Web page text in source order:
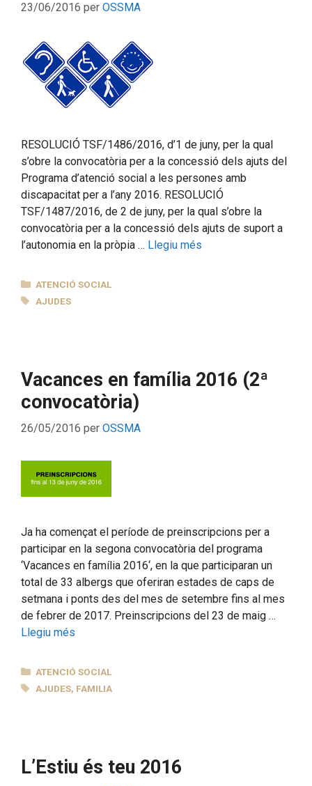
23/06/2016 per OSSMA
RESOLUCIÓ TSF/1486/2016, d’1 de juny, per la qual
s’obre la convocatòria per a la concessió dels ajuts del
Programa d’atenció social a les persones amb
discapacitat per a l’any 2016. RESOLUCIÓ
TSF/1487/2016, de 2 de juny, per la qual s’obre la
convocatòria per a la concessió dels ajuts de suport a
l’autonomia en la pròpia … Llegiu més
CATEGORIES
ATENCIÓ SOCIAL
ETIQUETES
AJUDES
Vacances en família 2016 (2ª
convocatòria)
26/05/2016 per OSSMA
Ja ha començat el període de preinscripcions per a
participar en la segona convocatòria del programa
‘Vacances en família 2016‘, en la que participaran un
total de 33 albergs que oferiran estades de caps de
setmana i ponts des del mes de setembre fins al mes
de febrer de 2017. Preinscripcions del 23 de maig …
Llegiu més
CATEGORIES
ATENCIÓ SOCIAL
ETIQUETES
AJUDES, FAMILIA
L’Estiu és teu 2016